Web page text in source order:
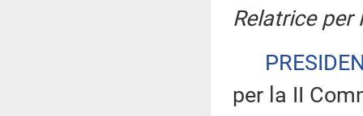
Relatrice per
per la II